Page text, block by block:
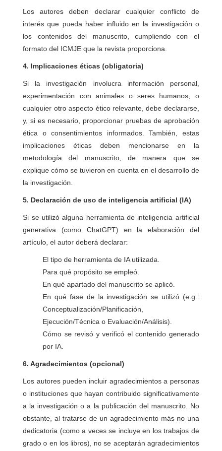
Los autores deben declarar cualquier conflicto de
interés que pueda haber influido en la investigación o
los contenidos del manuscrito, cumpliendo con el
formato del ICMJE que la revista proporciona.
4. Implicaciones éticas (obligatoria)
Si la investigación involucra información personal,
experimentación con animales o seres humanos, o
cualquier otro aspecto ético relevante, debe declararse,
y, si es necesario, proporcionar pruebas de aprobación
ética o consentimientos informados. También, estas
implicaciones éticas deben mencionarse en la
metodología del manuscrito, de manera que se
explique cómo se tuvieron en cuenta en el desarrollo de
la investigación.
5. Declaración de uso de inteligencia artificial (IA)
Si se utilizó alguna herramienta de inteligencia artificial
generativa (como ChatGPT) en la elaboración del
artículo, el autor deberá declarar:
El tipo de herramienta de IA utilizada.
Para qué propósito se empleó.
En qué apartado del manuscrito se aplicó.
En qué fase de la investigación se utilizó (e.g.:
Conceptualización/Planificación,
Ejecución/Técnica o Evaluación/Análisis).
Cómo se revisó y verificó el contenido generado
por IA.
6. Agradecimientos (opcional)
Los autores pueden incluir agradecimientos a personas
o instituciones que hayan contribuido significativamente
a la investigación o a la publicación del manuscrito. No
obstante, al tratarse de un agradecimiento más no una
dedicatoria (como a veces se incluye en los trabajos de
grado o en los libros), no se aceptarán agradecimientos